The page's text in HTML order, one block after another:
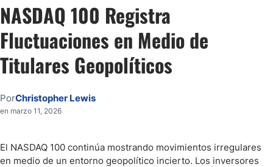
NASDAQ 100 Registra
Fluctuaciones en Medio de
Titulares Geopolíticos
PorChristopher Lewis
en marzo 11, 2026
El NASDAQ 100 continúa mostrando movimientos irregulares
en medio de un entorno geopolítico incierto. Los inversores